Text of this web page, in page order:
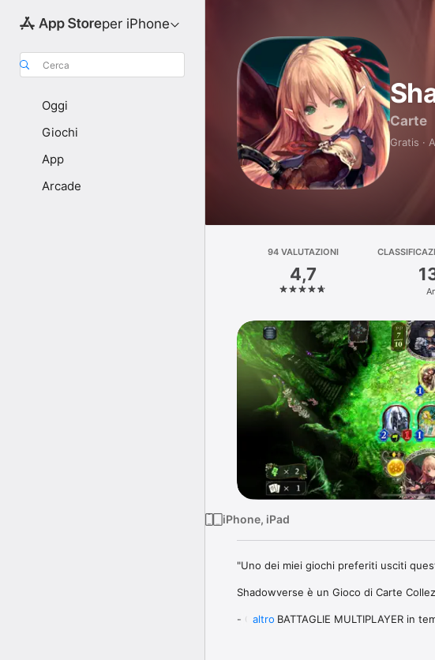
per iPhone
Cerca
Oggi
Giochi
App
Arcade
Carte
Gratis ·
94 VALUTAZIONI
4,7
iPhone, iPad
"Uno dei miei giochi preferiti usciti
Shadowverse è un Gioco di Carte
- Goditi BATTAGLIE MULTIPLAYER in
altro